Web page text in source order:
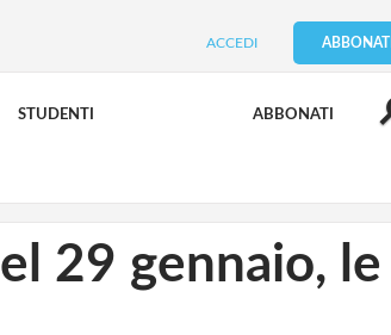
ACCEDI ABBONATI
STUDENTI ABBONATI
29 gennaio, le